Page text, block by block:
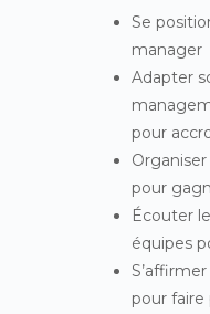
Se
manager
Adapter
pour
pour
Écouter
équipes
pour faire